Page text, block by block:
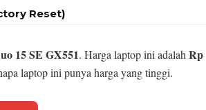
Reset)
15 SE GX551. Harga laptop ini adalah Rp
laptop ini punya harga yang tinggi.